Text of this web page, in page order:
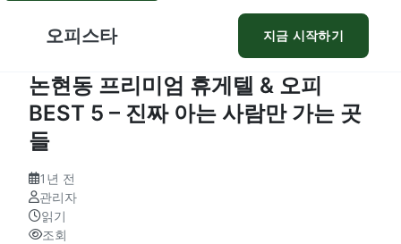
오피스타 지금 시작하기
논현동 프리미엄 휴게텔 & 오피
BEST 5 – 진짜 아는 사람만 가는 곳
들
1년 전
관리자
읽기
조회